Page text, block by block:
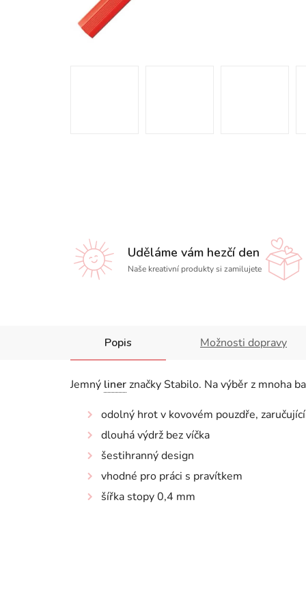
Uděláme vám hezčí den
Naše kreativní produkty si zamilujete
Popis Možnosti dopravy
Jemný linerznačky Stabilo. Na výběr z mnoha
odolný hrot v kovovém pouzdře,
dlouhá výdrž bez víčka
šestihranný design
vhodné pro práci s pravítkem
šířka stopy 0,4 mm